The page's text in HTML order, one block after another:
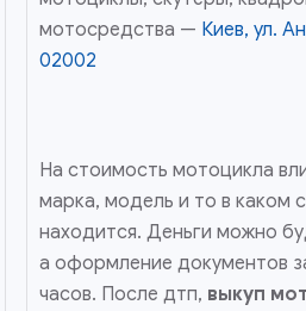
мотосредства — Киев, ул.
02002
На стоимость мотоцикла
марка, модель и то в каком
находится. Деньги можно
а оформление документов
часов. После дтп, выкуп